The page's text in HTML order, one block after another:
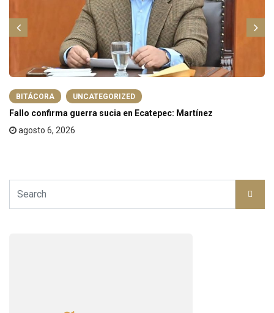
BITÁCORA UNCATEGORIZED
Fallo confirma guerra sucia en Ecatepec: Martínez
agosto 6, 2026